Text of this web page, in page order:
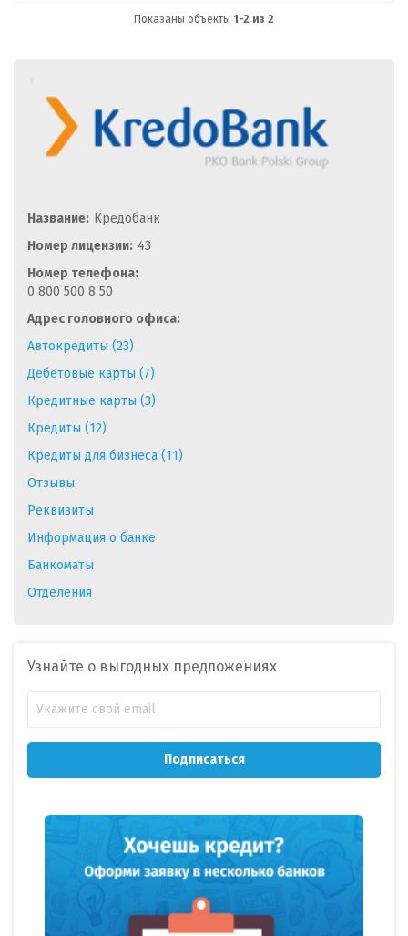
Показаны объекты 1-2 из 2
Название: Кредобанк
Номер лицензии: 43
Номер телефона:
0 800 500 8 50
Адрес головного офиса:
Автокредиты (23)
Дебетовые карты (7)
Кредитные карты (3)
Кредиты (12)
Кредиты для бизнеса (11)
Отзывы
Реквизиты
Информация о банке
Банкоматы
Отделения
Узнайте о выгодных предложениях
Подписаться